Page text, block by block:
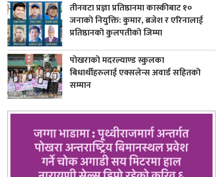
तीनवटा प्रज्ञा प्रतिष्ठानमा कास्कीबाट १०
जनाको नियुक्ति: कुमार, ब्रजेश र एरिनालाई
प्रतिष्ठानको कुलपतीको जिम्मा
पोखराको मदरल्याण्ड स्कुलका
बिधार्थीहरुलाई एक्सलेन्स अवार्ड सहितको
सम्मान